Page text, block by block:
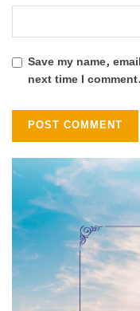
Save my name,
next time I comment.